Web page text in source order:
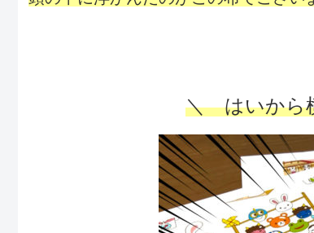
＼ はいから